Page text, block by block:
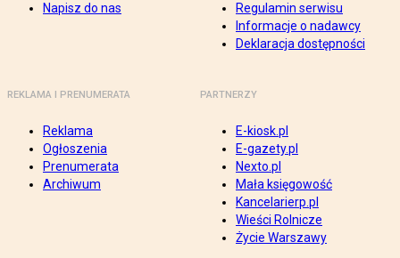
Napisz do nas
Regulamin serwisu
Informacje o nadawcy
Deklaracja dostępności
REKLAMA I PRENUMERATA
Reklama
Ogłoszenia
Prenumerata
Archiwum
PARTNERZY
E-kiosk.pl
E-gazety.pl
Nexto.pl
Mała księgowość
Kancelarierp.pl
Wieści Rolnicze
Życie Warszawy